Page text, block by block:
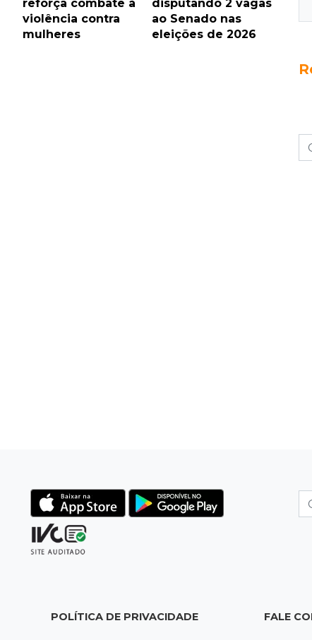
reforça combate à
violência contra
mulheres
disputando 2 vagas
ao Senado nas
eleições de 2026
POLÍTICA DE PRIVACIDADE FALE